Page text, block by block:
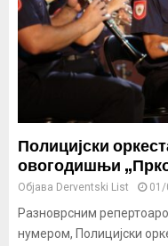
Полицијски
овогодишњи
Објава Derventski List
Разноврсним
нумером, Полицијски